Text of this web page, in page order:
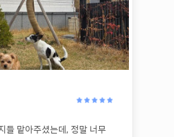
들 맡아주셨는데, 정말 너무